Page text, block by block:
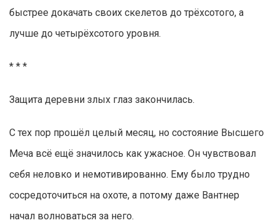
быстрее докачать своих скелетов до трёхсотого, а
лучше до четырёхсотого уровня.
* * *
Защита деревни злых глаз закончилась.
С тех пор прошёл целый месяц, но состояние Высшего
Меча всё ещё значилось как ужасное. Он чувствовал
себя неловко и немотивированно. Ему было трудно
сосредоточиться на охоте, а потому даже Вантнер
начал волноваться за него.